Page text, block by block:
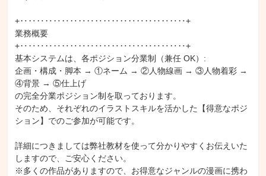
+‥‥‥‥‥‥‥‥‥‥‥‥‥‥‥‥‥‥‥‥+
業務概要
+‥‥‥‥‥‥‥‥‥‥‥‥‥‥‥‥‥‥‥‥+
基本システムは、各ポジション分業制（兼任 OK）:
企画・構成・脚本 → ①ネーム → ②人物線画 → ③人物着彩 →
④背景 → ⑤仕上げ
の完全分業ポジション制を取っております。
そのため、それぞれのイラストスキルを活かした【得意なポジ
ション】でのご参加が可能です。
詳細につきましては弊社教材を使って分かりやすくお伝えいた
しますので、ご安心ください。
※多くの作品がありますので、お得意なジャンルの漫画に携わ